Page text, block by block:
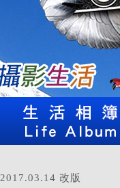
2017.03.14 改版